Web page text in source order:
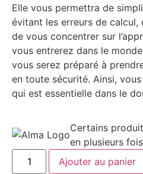
Elle vous permettra de
évitant les erreurs de
de vous concentrer sur
vous entrerez dans le
vous serez préparé à
en toute sécurité. Ainsi,
qui est essentielle dans le
Certains
en plusieurs
Ajouter au panier